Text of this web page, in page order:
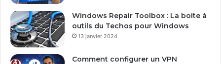
Windows Repair Toolbox : La boite à
outils du Techos pour Windows
13 janvier 2024
Comment configurer un VPN